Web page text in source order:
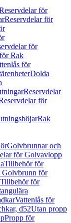
för
Reservdelar för
för
Rak
för
Dolda
Reservdelar
för
Rak
Golvbrunnar och
för Golvavlopp
Tillbehör för
Golvbrunn för
för
Vattenlås för
d52Utan propp
Propp för